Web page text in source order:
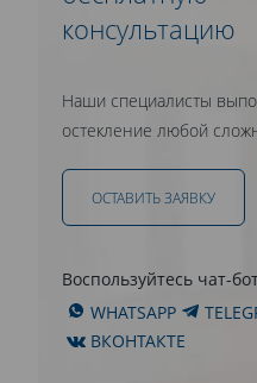
консультацию
Наши специалисты
остекление любой
ОСТАВИТЬ ЗАЯВКУ
Воспользуйтесь чат-
WHATSAPP
ВКОНТАКТЕ